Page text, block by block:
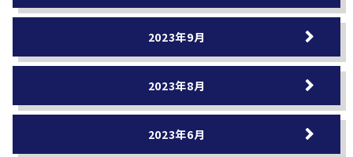
2023年9月
2023年8月
2023年6月